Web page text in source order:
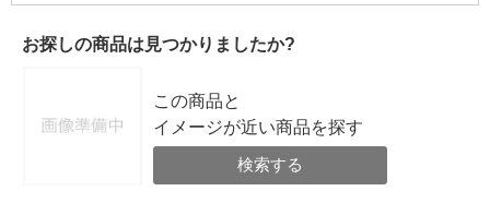
お探しの商品は見つかりましたか?
この商品と
イメージが近い商品を探す
検索する